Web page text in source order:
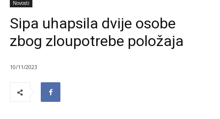
Novosti
Sipa uhapsila dvije osobe
zbog zloupotrebe položaja
10/11/2023